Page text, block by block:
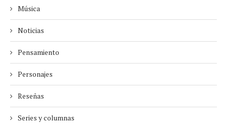
Música
Noticias
Pensamiento
Personajes
Reseñas
Series y columnas